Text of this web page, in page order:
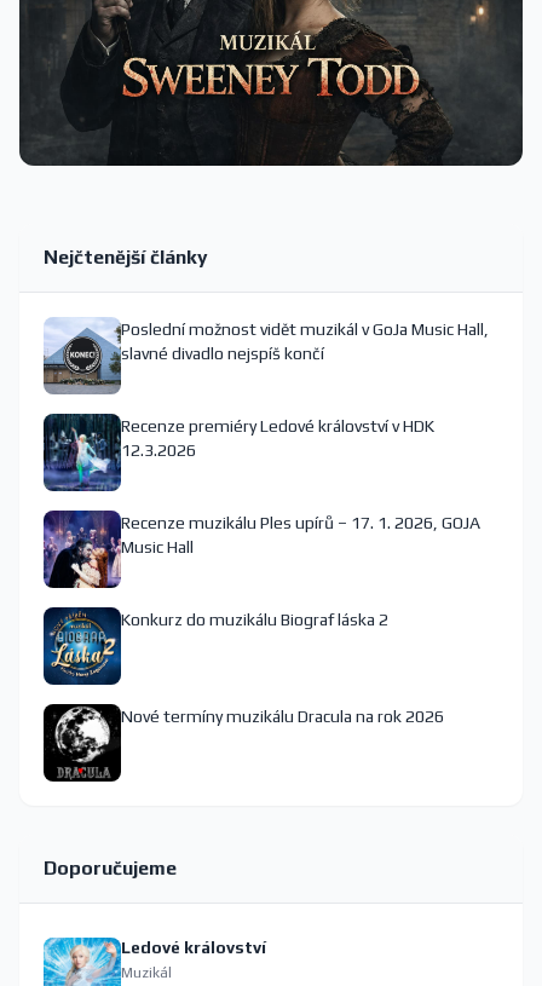
Nejčtenější články
Poslední možnost vidět muzikál v GoJa Music Hall,
slavné divadlo nejspíš končí
Recenze premiéry Ledové království v HDK
12.3.2026
Recenze muzikálu Ples upírů – 17. 1. 2026, GOJA
Music Hall
Konkurz do muzikálu Biograf láska 2
Nové termíny muzikálu Dracula na rok 2026
Doporučujeme
Ledové království
Muzikál